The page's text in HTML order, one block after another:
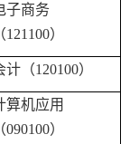
子商务
（121100）
计（120100）
算机应用
（090100）